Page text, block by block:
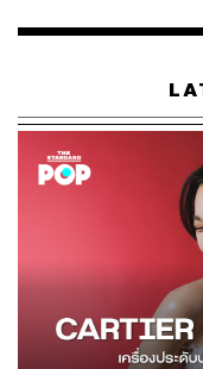
นรธิป โพยนอก
วั
เรือนไทยที่ถูกซุกไว้